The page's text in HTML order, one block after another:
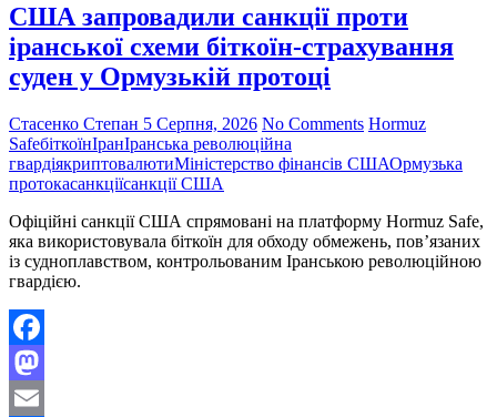
після
втрати
$38
млн
у
гаманці
США запровадили санкції проти
іранської схеми біткоїн-страхування
суден у Ормузькій протоці
Стасенко Степан 5 Серпня, 2026 No Comments Hormuz
SafeбіткоїнІранІранська революційна
гвардіякриптовалютиМіністерство фінансів СШАОрмузька
протокасанкціїсанкції США
Офіційні санкції США спрямовані на платформу Hormuz Safe,
яка використовувала біткоїн для обходу обмежень, пов’язаних
із судноплавством, контрольованим Іранською революційною
гвардією.
Facebook
Mastodon